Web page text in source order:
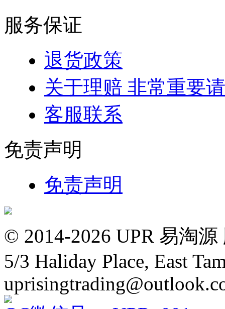
服务保证
退货政策
关于理赔 非常重要
客服联系
免责声明
免责声明
© 2014-2026 UPR 易淘
5/3 Haliday Place, East